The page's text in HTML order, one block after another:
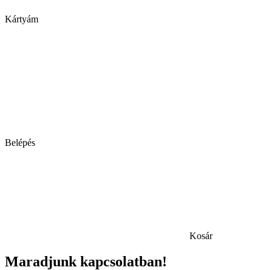
Kártyám
Belépés
Kosár
Maradjunk kapcsolatban!